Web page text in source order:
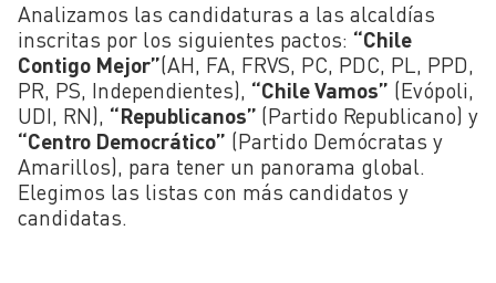
Analizamos las candidaturas a las alcaldías
inscritas por los siguientes pactos: “Chile
Contigo Mejor”(AH, FA, FRVS, PC, PDC, PL, PPD,
PR, PS, Independientes), “Chile Vamos” (Evópoli,
UDI, RN), “Republicanos” (Partido Republicano) y
“Centro Democrático” (Partido Demócratas y
Amarillos), para tener un panorama global.
Elegimos las listas con más candidatos y
candidatas.